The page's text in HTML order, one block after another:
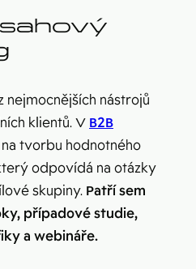
nejmocnějších nástrojů
klientů. V B2B
tvorbu hodnotného
odpovídá na otázky
skupiny. Patří sem
případové studie,
a webináře.